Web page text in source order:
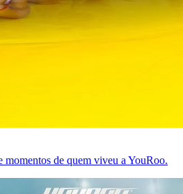
momentos de quem viveu a YouRoo.